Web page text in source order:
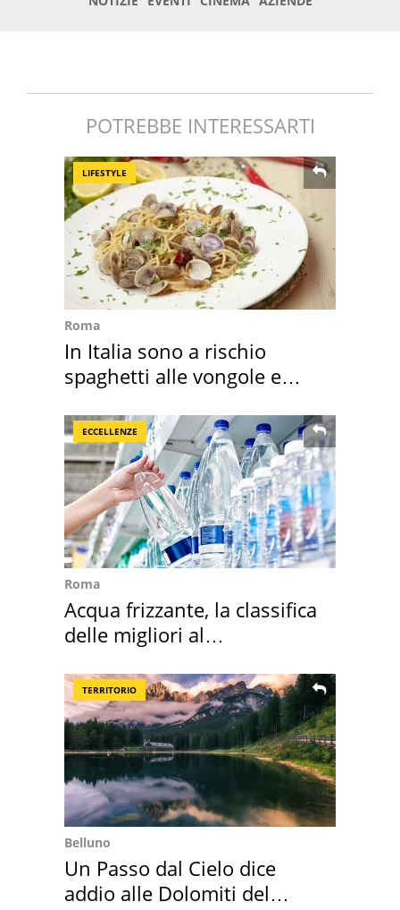
POTREBBE INTERESSARTI
LIFESTYLE
Roma
In Italia sono a rischio
spaghetti alle vongole e
ECCELLENZE
Roma
Acqua frizzante, la classifica
delle migliori al
TERRITORIO
Belluno
Un Passo dal Cielo dice
addio alle Dolomiti del